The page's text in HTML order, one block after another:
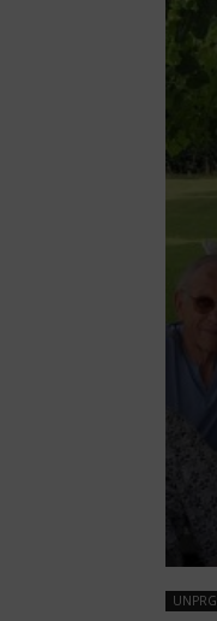
UNPRG